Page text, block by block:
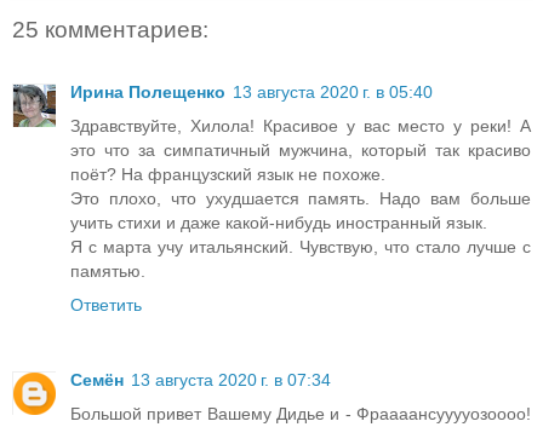
25 комментариев:
Ирина Полещенко 13 августа 2020 г. в 05:40
Здравствуйте, Хилола! Красивое у вас место у реки! А
это что за симпатичный мужчина, который так красиво
поёт? На французский язык не похоже.
Это плохо, что ухудшается память. Надо вам больше
учить стихи и даже какой-нибудь иностранный язык.
Я с марта учу итальянский. Чувствую, что стало лучше с
памятью.
Ответить
Семён 13 августа 2020 г. в 07:34
Большой привет Вашему Дидье и - Фраааансууууозоооо!